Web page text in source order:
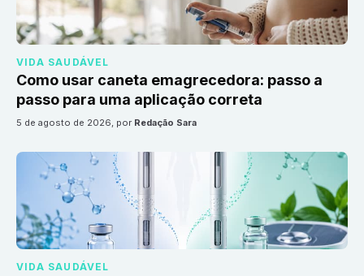
VIDA SAUDÁVEL
Como usar caneta emagrecedora: passo a
passo para uma aplicação correta
5 de agosto de 2026, por Redação Sara
VIDA SAUDÁVEL